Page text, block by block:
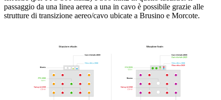
passaggio da una linea aerea a una in cavo è possibile grazie alle
strutture di transizione aereo/cavo ubicate a Brusino e Morcote.